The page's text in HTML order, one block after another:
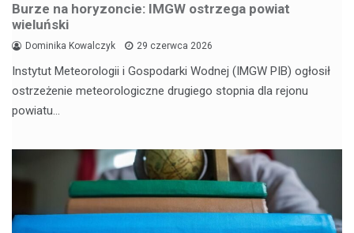
Burze na horyzoncie: IMGW ostrzega powiat
wieluński
Dominika Kowalczyk 29 czerwca 2026
Instytut Meteorologii i Gospodarki Wodnej (IMGW PIB) ogłosił
ostrzeżenie meteorologiczne drugiego stopnia dla rejonu
powiatu…